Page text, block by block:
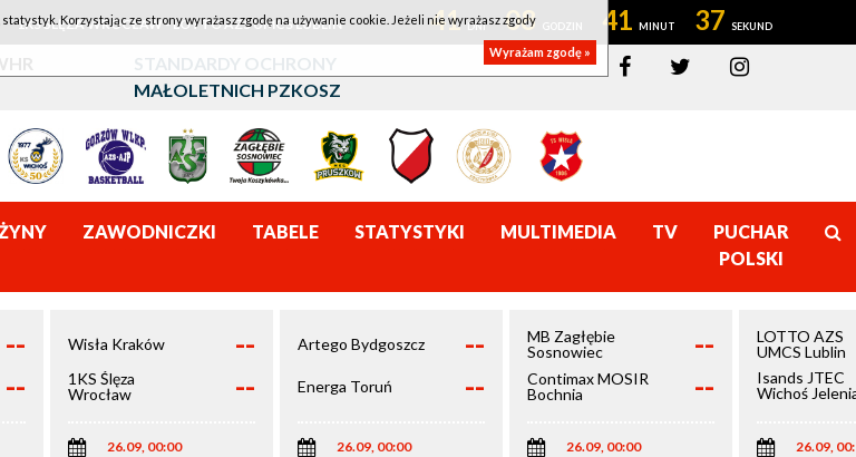
1KS ŚLĘZA WROCŁAW - LOTTO AZS UMCS LUBLIN 41 08 41 36
STANDARDY OCHRONY
MAŁOLETNICH PZKOSZ
ZAWODNICZKI TABELE STATYSTYKI MULTIMEDIA TV
PUCHAR
POLSKI
--
--
Wisła Kraków --
1KS Ślęza
Wrocław
--
26.09, 00:00
Artego Bydgoszcz --
Energa Toruń --
26.09, 00:00
MB Zagłębie
Sosnowiec
--
Contimax MOSIR
Bochnia
--
26.09, 00:00
LOTTO AZS
UMCS Lublin
Isands JTEC
Wichoś
26.09,
Korzystając ze strony wyrażasz zgodę na używanie cookie. Jeżeli nie wyrażasz zgody
Wyrażam zgodę »